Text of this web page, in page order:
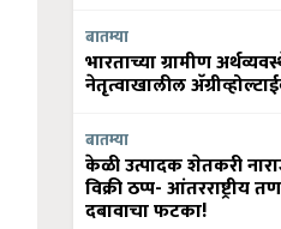
बातम्या
भारताच्या ग्रामीण
नेतृत्वाखालील
बातम्या
केळी उत्पादक शेतकरी
विक्री ठप्प- आंतरराष्ट्रीय
दबावाचा फटका!